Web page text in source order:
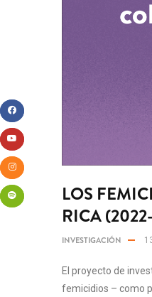
LOS
RICA
INVESTIGACIÓN
El proyecto de
femicidios – como